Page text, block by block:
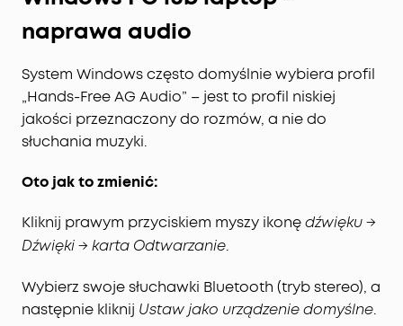
naprawa audio
System Windows często domyślnie wybiera profil
„Hands-Free AG Audio” – jest to profil niskiej
jakości przeznaczony do rozmów, a nie do
słuchania muzyki.
Oto jak to zmienić:
Kliknij prawym przyciskiem myszy ikonę dźwięku →
Dźwięki → karta Odtwarzanie.
Wybierz swoje słuchawki Bluetooth (tryb stereo), a
następnie kliknij Ustaw jako urządzenie domyślne.